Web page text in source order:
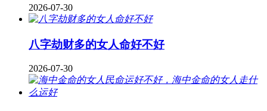
2026-07-30
八字劫财多的女人命好不好
2026-07-30